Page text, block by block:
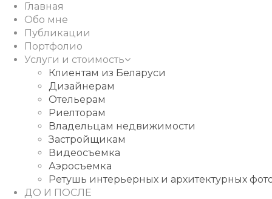
Главная
Обо мне
Публикации
Портфолио
Услуги и стоимость
Клиентам из Беларуси
Дизайнерам
Отельерам
Риелторам
Владельцам недвижимости
Застройщикам
Видеосъемка
Аэросъемка
Ретушь интерьерных и архитектурных
ДО И ПОСЛЕ